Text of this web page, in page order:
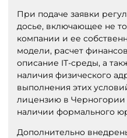
При подаче заявки
досье, включающее не
компании и ее
модели, расчет
описание IT-среды, а
наличия физического
выполнения этих
лицензию в
наличии формального
Дополнительно